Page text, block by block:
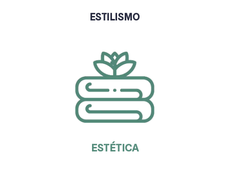
ESTILISMO
ESTÉTICA